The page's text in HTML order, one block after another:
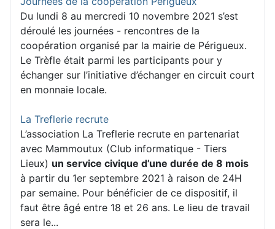
Du lundi 8 au mercredi 10 novembre 2021 s’est
déroulé les journées - rencontres de la
coopération organisé par la mairie de Périgueux.
Le Trèfle était parmi les participants pour y
échanger sur l’initiative d’échanger en circuit court
en monnaie locale.
La Treflerie recrute
L’association La Treflerie recrute en partenariat
avec Mammoutux (Club informatique - Tiers
Lieux) un service civique d’une durée de 8 mois
à partir du 1er septembre 2021 à raison de 24H
par semaine. Pour bénéficier de ce dispositif, il
faut être âgé entre 18 et 26 ans. Le lieu de travail
sera le...